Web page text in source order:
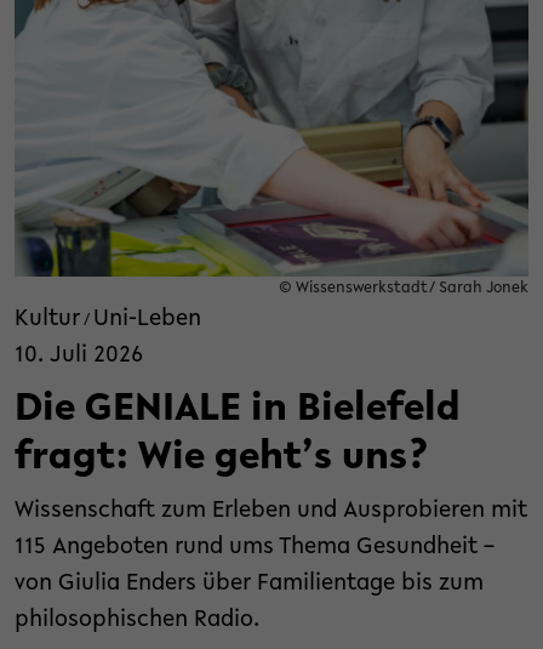
© Wissenswerkstadt/ Sarah Jonek
Kultur / Uni-Leben
10. Juli 2026
Die GENIALE in Bielefeld
fragt: Wie geht’s uns?
Wissenschaft zum Erleben und Ausprobieren mit
115 Angeboten rund ums Thema Gesundheit –
von Giulia Enders über Familientage bis zum
philosophischen Radio.